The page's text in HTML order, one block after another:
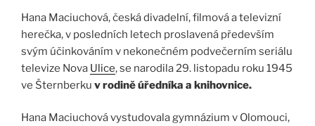
Hana Maciuchová, česká divadelní, filmová a televizní
herečka, v posledních letech proslavená především
svým účinkováním v nekonečném podvečerním seriálu
televize Nova Ulice, se narodila 29. listopadu roku 1945
ve Šternberku v rodině úředníka a knihovnice.
Hana Maciuchová vystudovala gymnázium v Olomouci,